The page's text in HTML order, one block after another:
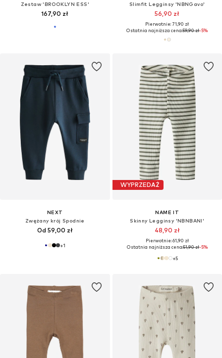
Zestaw 'BROOKLYN ESS'
167,90 zł
Slimfit Legginsy 'NBNGavo'
56,90 zł
Pierwotnie: 71,90 zł
Ostatnia najniższa cena:59,90 zł-5%
NEXT
Zwężany krój Spodnie
Od 59,00 zł
+1
WYPRZEDAŻ
NAME IT
Skinny Legginsy 'NBNBANI'
48,90 zł
Pierwotnie: 61,90 zł
Ostatnia najniższa cena:51,90 zł-5%
+5